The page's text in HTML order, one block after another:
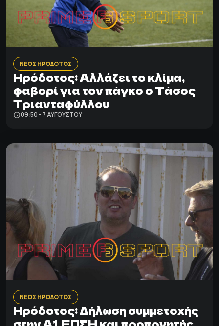
ΝΕΟΣ ΗΡΟΔΟΤΟΣ
Ηρόδοτος: Αλλάζει το κλίμα,
φαβορί για τον πάγκο ο Τάσος
Τριανταφύλλου
09:50 - 7 ΑΥΓΟΎΣΤΟΥ
ΝΕΟΣ ΗΡΟΔΟΤΟΣ
Ηρόδοτος: Δήλωση συμμετοχής